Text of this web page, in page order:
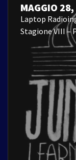
MAGGIO
Laptop
Stagione VIII –